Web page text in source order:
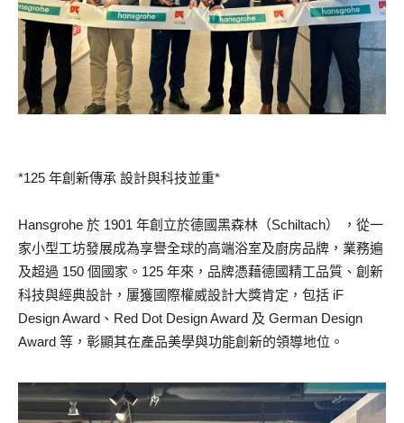
*125 年創新傳承 設計與科技並重*
Hansgrohe 於 1901 年創立於德國黑森林（Schiltach） ，從一
家小型工坊發展成為享譽全球的高端浴室及廚房品牌，業務遍
及超過 150 個國家。125 年來，品牌憑藉德國精工品質、創新
科技與經典設計，屢獲國際權威設計大獎肯定，包括 iF
Design Award、Red Dot Design Award 及 German Design
Award 等，彰顯其在產品美學與功能創新的領導地位。